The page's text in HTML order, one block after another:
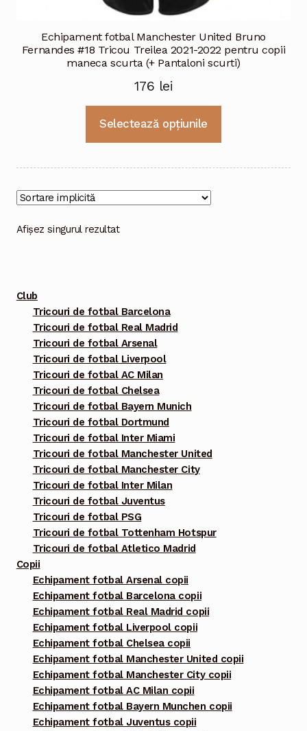
Echipament fotbal Manchester United Bruno
Fernandes #18 Tricou Treilea 2021-2022 pentru copii
maneca scurta (+ Pantaloni scurti)
176 lei
Selectează opțiunile
mai
Afișez singurul rezultat
Club
Tricouri de fotbal Barcelona
Tricouri de fotbal Real Madrid
Tricouri de fotbal Arsenal
Tricouri de fotbal Liverpool
Tricouri de fotbal AC Milan
Tricouri de fotbal Chelsea
Tricouri de fotbal Bayern Munich
Tricouri de fotbal Dortmund
Tricouri de fotbal Inter Miami
Tricouri de fotbal Manchester United
Tricouri de fotbal Manchester City
Tricouri de fotbal Inter Milan
Tricouri de fotbal Juventus
Tricouri de fotbal PSG
Tricouri de fotbal Tottenham Hotspur
Tricouri de fotbal Atletico Madrid
Copii
Echipament fotbal Arsenal copii
Echipament fotbal Barcelona copii
Echipament fotbal Real Madrid copii
Echipament fotbal Liverpool copii
Echipament fotbal Chelsea copii
Echipament fotbal Manchester United copii
Echipament fotbal Manchester City copii
Echipament fotbal AC Milan copii
Echipament fotbal Bayern Munchen copii
Echipament fotbal Juventus copii